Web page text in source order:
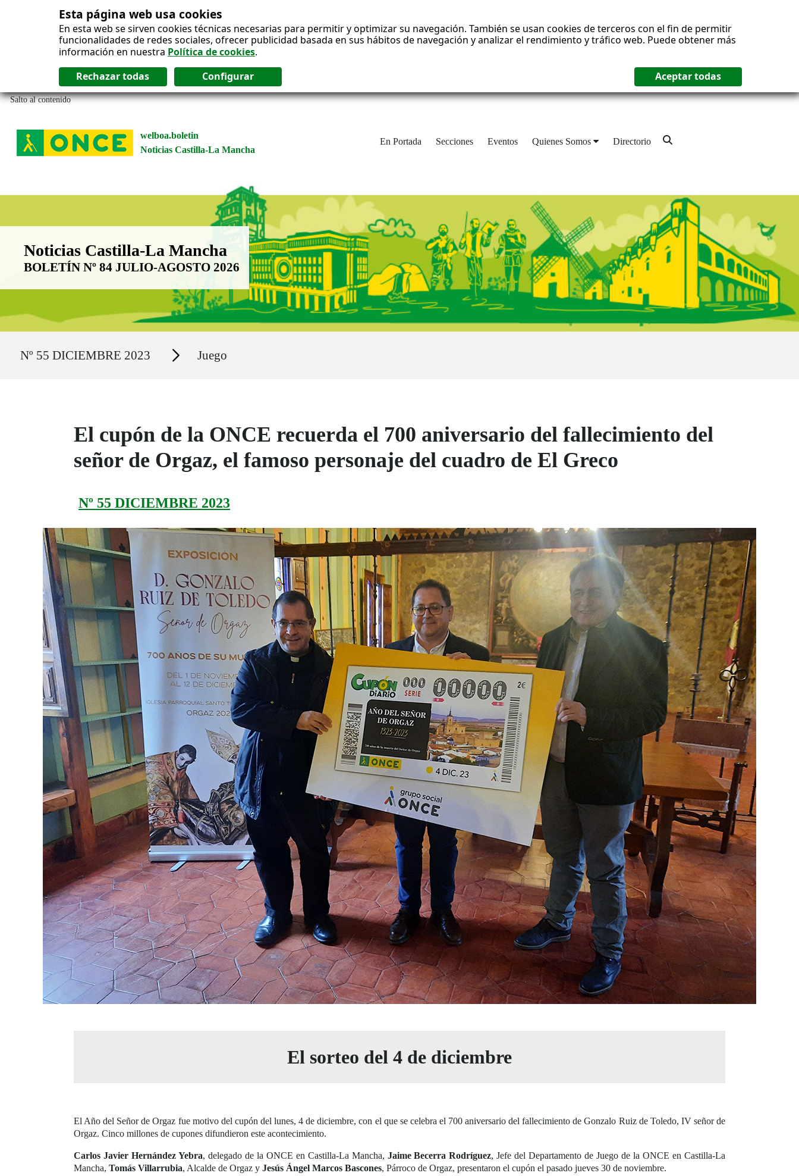
Esta página web usa cookies
En esta web se sirven cookies técnicas necesarias para permitir y optimizar su navegación. También se usan cookies de terceros con el fin de permitir
funcionalidades de redes sociales, ofrecer publicidad basada en sus hábitos de navegación y analizar el rendimiento y tráfico web. Puede obtener más
información en nuestra Política de cookies.
Salto al contenido
welboa.boletin
Noticias Castilla-La Mancha
En Portada Secciones Eventos Quienes Somos Directorio
Boletín Noticias Castilla-La Mancha
Noticias Castilla-La Mancha
BOLETÍN Nº 84 JULIO-AGOSTO 2026
Nº 55 DICIEMBRE 2023 Secciones Juego
El cupón de la ONCE recuerda el 700 aniversario del fallecimiento del
señor de Orgaz, el famoso personaje del cuadro de El Greco
Nº 55 DICIEMBRE 2023
El sorteo del 4 de diciembre
El Año del Señor de Orgaz fue motivo del cupón del lunes, 4 de diciembre, con el que se celebra el 700 aniversario del fallecimiento de Gonzalo Ruiz de Toledo, IV señor de
Orgaz. Cinco millones de cupones difundieron este acontecimiento.
Carlos Javier Hernández Yebra, delegado de la ONCE en Castilla-La Mancha, Jaime Becerra Rodríguez, Jefe del Departamento de Juego de la ONCE en Castilla-La
Mancha, Tomás Villarrubia, Alcalde de Orgaz y Jesús Ángel Marcos Bascones, Párroco de Orgaz, presentaron el cupón el pasado jueves 30 de noviembre.